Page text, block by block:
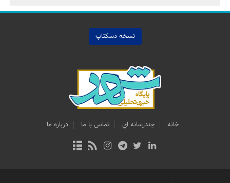
نسخه دسکتاپ
خانه چندرسانه اي تماس با ما درباره ما